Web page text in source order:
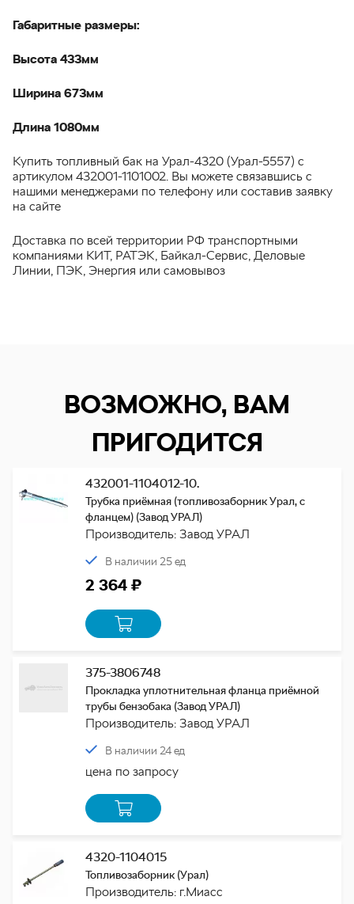
Габаритные размеры:
Высота 433мм
Ширина 673мм
Длина 1080мм
Купить топливный бак на Урал-4320 (Урал-5557) с
артикулом 432001-1101002. Вы можете связавшись с
нашими менеджерами по телефону или составив заявку
на сайте
Доставка по всей территории РФ транспортными
компаниями КИТ, РАТЭК, Байкал-Сервис, Деловые
Линии, ПЭК, Энергия или самовывоз
ВОЗМОЖНО, ВАМ
ПРИГОДИТСЯ
432001-1104012-10.
Трубка приёмная (топливозаборник Урал, с
фланцем) (Завод УРАЛ)
Производитель: Завод УРАЛ
В наличии 25 ед
2 364 ₽
375-3806748
Прокладка уплотнительная фланца приёмной
трубы бензобака (Завод УРАЛ)
Производитель: Завод УРАЛ
В наличии 24 ед
цена по запросу
4320-1104015
Топливозаборник (Урал)
Производитель: г.Миасс